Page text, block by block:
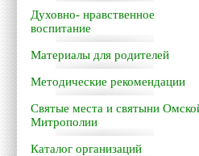
Духовно- нравственное
воспитание
Материалы для родителей
Методические рекомендации
Святые места и святыни
Митрополии
Каталог организаций